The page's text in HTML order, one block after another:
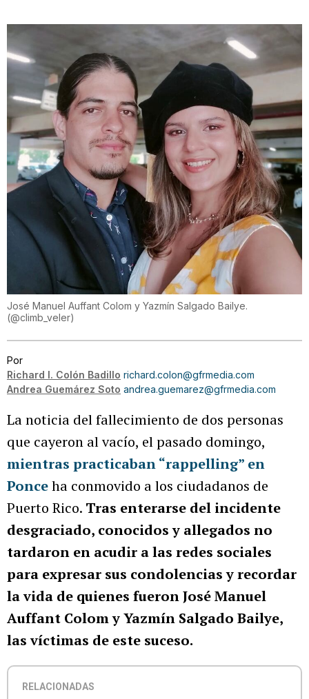
José Manuel Auffant Colom y Yazmín Salgado Bailye.
(@climb_veler)
Por
Richard I. Colón Badillo richard.colon@gfrmedia.com
Andrea Guemárez Soto andrea.guemarez@gfrmedia.com
La noticia del fallecimiento de dos personas
que cayeron al vacío, el pasado domingo,
mientras practicaban “rappelling” en
Ponceha conmovido a los ciudadanos de
Puerto Rico. Tras enterarse del incidente
desgraciado, conocidos y allegados no
tardaron en acudir a las redes sociales
para expresar sus condolencias y recordar
la vida de quienes fueron José Manuel
Auffant Colom y Yazmín Salgado Bailye,
las víctimas de este suceso.
RELACIONADAS